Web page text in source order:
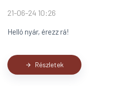
21-06-24 10:26
Helló nyár, érezz rá!
arrow_forward Részletek